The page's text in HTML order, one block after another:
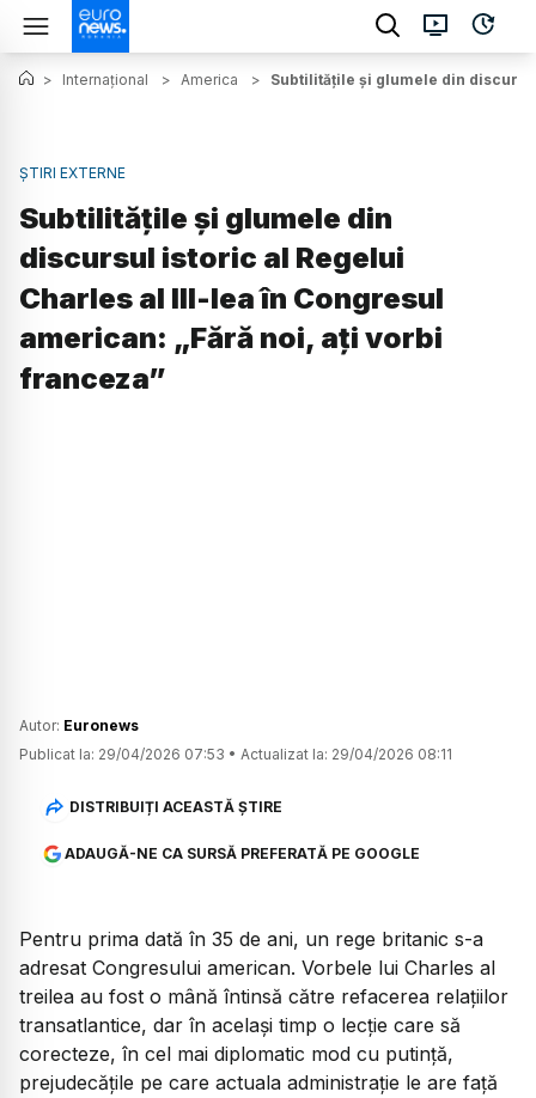
> Internațional > America > Subtilitățile și glumele din
ȘTIRI EXTERNE
Subtilitățile și glumele din
discursul istoric al Regelui
Charles al III-lea în Congresul
american: „Fără noi, ați vorbi
franceza”
Autor: Euronews
Publicat la: 29/04/2026 07:53 • Actualizat la: 29/04/2026 08:11
DISTRIBUIȚI ACEASTĂ ȘTIRE
ADAUGĂ-NE CA SURSĂ PREFERATĂ PE GOOGLE
Pentru prima dată în 35 de ani, un rege britanic s-a
adresat Congresului american. Vorbele lui Charles al
treilea au fost o mână întinsă către refacerea relațiilor
transatlantice, dar în același timp o lecție care să
corecteze, în cel mai diplomatic mod cu putință,
prejudecățile pe care actuala administrație le are față